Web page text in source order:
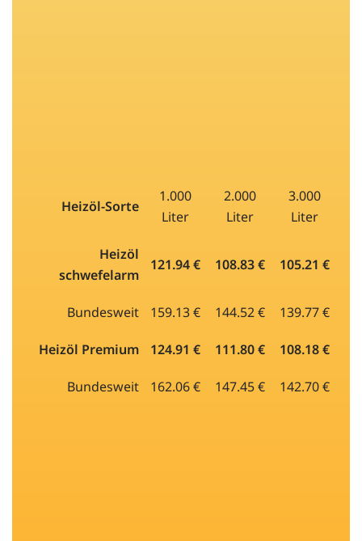
Heizöl-Sorte
1.000
Liter
2.000
Liter
3.000
Liter
Heizöl
schwefelarm
121.94 € 108.83 € 105.21 €
Bundesweit 159.13 € 144.52 € 139.77 €
Heizöl Premium 124.91 € 111.80 € 108.18 €
Bundesweit 162.06 € 147.45 € 142.70 €